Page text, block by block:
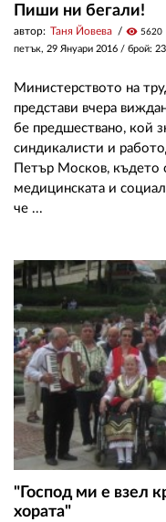
Пиши ни бегали!
автор: Таня Йовева visibility 5620
петък, 29 Януари 2016 / брой: 23
Министерството на
представи вчера
бе предшествано, кой
синдикалисти и
Петър Москов, където
медицинската и
че ...
"Господ ми е взел
хората"